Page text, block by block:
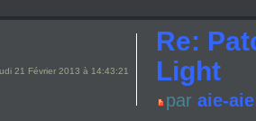
Re:
Light
par aie-aie
21 Février 2013 à 14:43:21